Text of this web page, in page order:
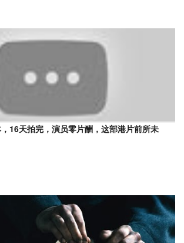
，16天拍完，演员零片酬，这部港片前所未